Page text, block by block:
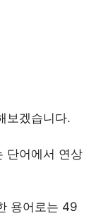
보겠습니다.
단어에서 연상
용어로는 49